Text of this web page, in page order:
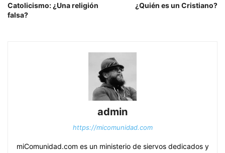
Catolicismo: ¿Una religión
falsa?
¿Quién es un Cristiano?
admin
https://micomunidad.com
miComunidad.com es un ministerio de siervos dedicados y